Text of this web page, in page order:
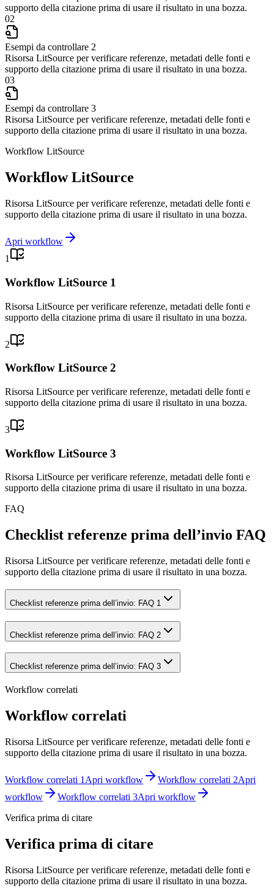
supporto della citazione prima di usare il risultato in una bozza.
02
Esempi da controllare 2
Risorsa LitSource per verificare referenze, metadati delle fonti e
supporto della citazione prima di usare il risultato in una bozza.
03
Esempi da controllare 3
Risorsa LitSource per verificare referenze, metadati delle fonti e
supporto della citazione prima di usare il risultato in una bozza.
Workflow LitSource
Workflow LitSource
Risorsa LitSource per verificare referenze, metadati delle fonti e
supporto della citazione prima di usare il risultato in una bozza.
Apri workflow
1
Workflow LitSource 1
Risorsa LitSource per verificare referenze, metadati delle fonti e
supporto della citazione prima di usare il risultato in una bozza.
2
Workflow LitSource 2
Risorsa LitSource per verificare referenze, metadati delle fonti e
supporto della citazione prima di usare il risultato in una bozza.
3
Workflow LitSource 3
Risorsa LitSource per verificare referenze, metadati delle fonti e
supporto della citazione prima di usare il risultato in una bozza.
FAQ
Checklist referenze prima dell’invio FAQ
Risorsa LitSource per verificare referenze, metadati delle fonti e
supporto della citazione prima di usare il risultato in una bozza.
Checklist referenze prima dell’invio: FAQ 1
Checklist referenze prima dell’invio: FAQ 2
Checklist referenze prima dell’invio: FAQ 3
Workflow correlati
Workflow correlati
Risorsa LitSource per verificare referenze, metadati delle fonti e
supporto della citazione prima di usare il risultato in una bozza.
Workflow correlati 1 Apri workflow Workflow correlati 2Apri
workflow
Workflow correlati 3Apri workflow
Verifica prima di citare
Verifica prima di citare
Risorsa LitSource per verificare referenze, metadati delle fonti e
supporto della citazione prima di usare il risultato in una bozza.